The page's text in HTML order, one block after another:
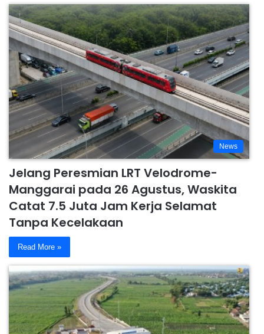
News
Jelang Peresmian LRT Velodrome-
Manggarai pada 26 Agustus, Waskita
Catat 7.5 Juta Jam Kerja Selamat
Tanpa Kecelakaan
Read More »